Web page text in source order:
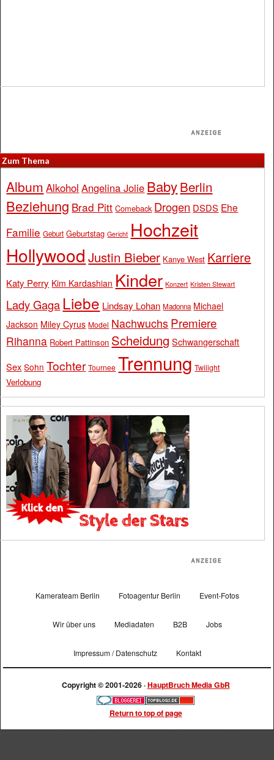
Zum Thema
Album Alkohol Angelina Jolie BabyBerlin
Beziehung Brad Pitt Comeback Drogen DSDS Ehe
Familie Geburt Geburtstag Gericht Hochzeit
Hollywood Justin Bieber Kanye West Karriere
Katy Perry Kim Kardashian Kinder Konzert Kristen Stewart
Lady Gaga Liebe Lindsay Lohan Madonna Michael
Jackson Miley Cyrus Model Nachwuchs Premiere
Rihanna Robert Pattinson Scheidung Schwangerschaft
Sex Sohn Tochter Tournee Trennung Twilight
Verlobung
Kamerateam Berlin Fotoagentur Berlin Event-Fotos
Wir über uns Mediadaten B2B Jobs
Impressum / Datenschutz Kontakt
Copyright © 2001-2026 ·HauptBruch Media GbR
Return to top of page